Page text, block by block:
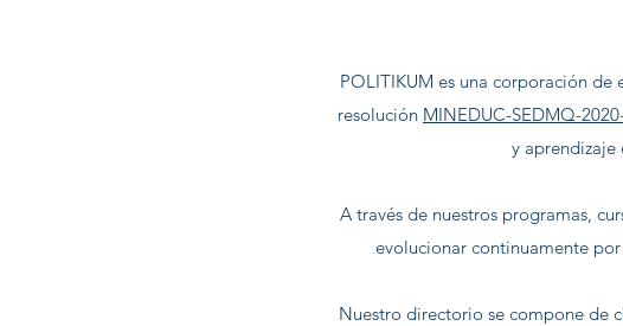
POLITIKUM es una corporación
resolución MINEDUC-SEDMQ-
y
A través de nuestros programas,
evolucionar continuamente
Nuestro directorio se compone de